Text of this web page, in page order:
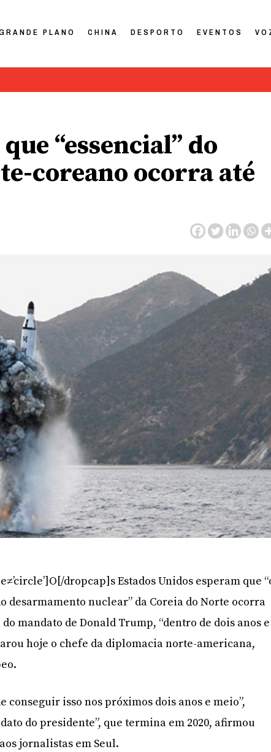
PLANO CHINA DESPORTO EVENTOS
“essencial” do
coreano ocorra até
dropcap]s Estados Unidos esperam que
desarmamento nuclear” da Coreia do Norte ocorra
mandato de Donald Trump, “dentro de dois anos e
hoje o chefe da diplomacia norte-americana,
conseguir isso nos próximos dois anos e meio”,
do presidente”, que termina em 2020, afirmou
jornalistas em Seul.